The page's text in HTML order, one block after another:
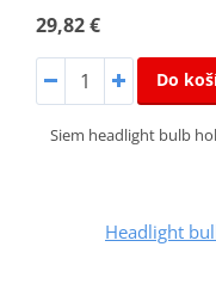
29,82 €
Do
Siem headlight bulb
Headlight